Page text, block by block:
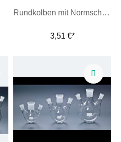
Rundkolben mit Normschliff aus Borosilikatglas 3.3
3,51 €*